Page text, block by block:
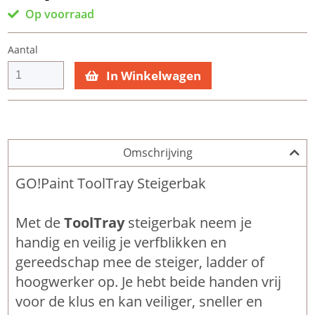
Op voorraad
Aantal
In Winkelwagen
Omschrijving
GO!Paint ToolTray Steigerbak
Met deToolTraysteigerbak neem je
handig en veilig je verfblikken en
gereedschap mee de steiger, ladder of
hoogwerker op. Je hebt beide handen vrij
voor de klus en kan veiliger, sneller en